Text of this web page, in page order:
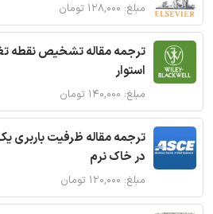
مبلغ: ۱۲۸,۰۰۰ تومان
ترجمه مقاله تشخیص نقطه
استوار
مبلغ: ۱۴۰,۰۰۰ تومان
ترجمه مقاله ظرفیت باربری
در خاک نرم
مبلغ: ۱۲۰,۰۰۰ تومان